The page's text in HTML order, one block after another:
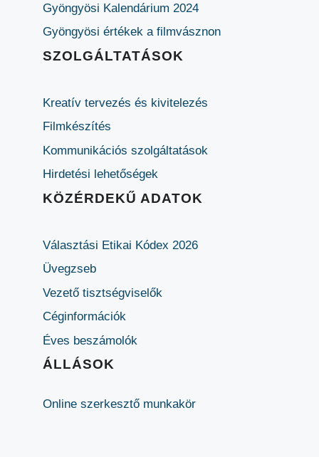
Gyöngyösi Kalendárium 2024
Gyöngyösi értékek a filmvásznon
SZOLGÁLTATÁSOK
Kreatív tervezés és kivitelezés
Filmkészítés
Kommunikációs szolgáltatások
Hirdetési lehetőségek
KÖZÉRDEKŰ ADATOK
Választási Etikai Kódex 2026
Üvegzseb
Vezető tisztségviselők
Céginformációk
Éves beszámolók
ÁLLÁSOK
Online szerkesztő munkakör